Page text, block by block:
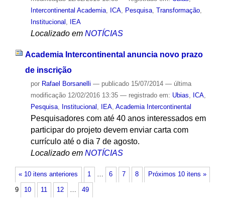
Intercontinental Academia, ICA, Pesquisa, Transformação,
Institucional
IEA
Localizado em NOTÍCIAS
Academia Intercontinental anuncia novo prazo
de inscrição
por Rafael Borsanelli — publicado15/07/2014 — última
modificação12/02/2016 13:35 — registrado em: Ubias, ICA,
Pesquisa, Institucional , IEA, Academia Intercontinental
Pesquisadores com até 40 anos interessados em
participar do projeto devem enviar carta com
currículo até o dia 7 de agosto.
Localizado em NOTÍCIAS
« 10 itens anteriores Próximos 10 itens »
1 … 6 7 8
9 10 11 12 … 49